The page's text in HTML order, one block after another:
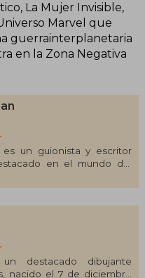
La Mujer Invisible,
Marvel que
guerrainterplanetaria
en la Zona Negativa
es un guionista y escritor
en el mundo del
su narrativa compleja y
tanto en obras
aclamadas se encuentran
East of West (2013) y
(2016). En el ámbito de
destacan sus etapas en
2012) y House of X/Powers
destacado dibujante
nacido el 7 de diciembre